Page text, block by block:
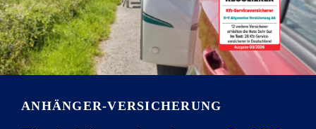
ANHÄNGER-VERSICHERUNG